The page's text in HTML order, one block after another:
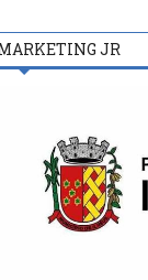
JR